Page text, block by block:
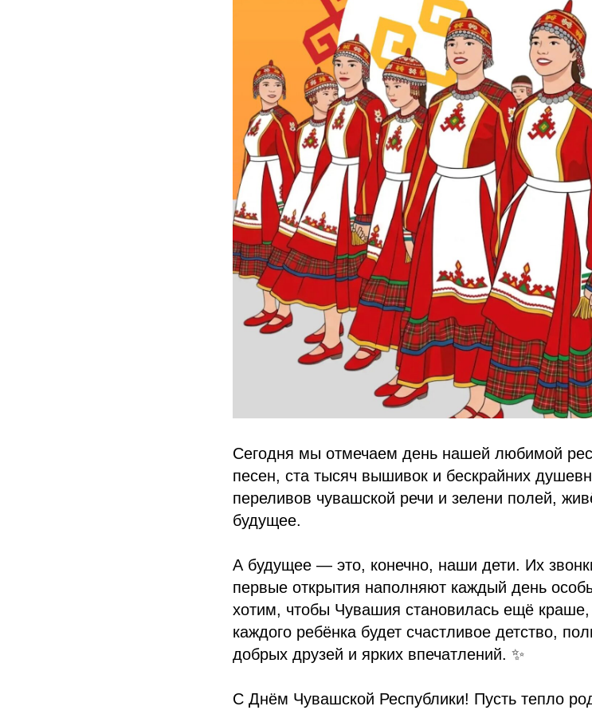
Сегодня мы отмечаем день нашей любимой
песен, ста тысяч вышивок и бескрайних
переливов чувашской речи и зелени полей,
будущее.
А будущее — это, конечно, наши дети. Их
первые открытия наполняют каждый день
хотим, чтобы Чувашия становилась ещё
каждого ребёнка будет счастливое детство,
добрых друзей и ярких впечатлений. ✨
С Днём Чувашской Республики! Пусть тепло